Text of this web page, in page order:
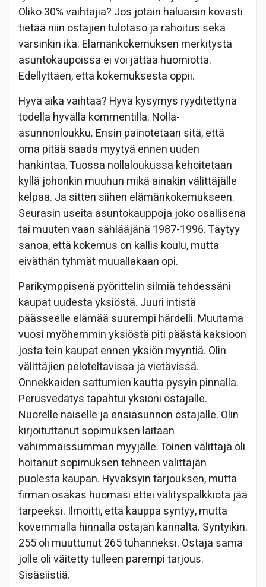
Oliko 30% vaihtajia? Jos jotain haluaisin kovasti
tietää niin ostajien tulotaso ja rahoitus sekä
varsinkin ikä. Elämänkokemuksen merkitystä
asuntokaupoissa ei voi jättää huomiotta.
Edellyttäen, että kokemuksesta oppii.
Hyvä aika vaihtaa? Hyvä kysymys ryyditettynä
todella hyvällä kommentilla. Nolla-
asunnonloukku. Ensin painotetaan sitä, että
oma pitää saada myytyä ennen uuden
hankintaa. Tuossa nollaloukussa kehoitetaan
kyllä johonkin muuhun mikä ainakin välittäjälle
kelpaa. Ja sitten siihen elämänkokemukseen.
Seurasin useita asuntokauppoja joko osallisena
tai muuten vaan sählääjänä 1987-1996. Täytyy
sanoa, että kokemus on kallis koulu, mutta
eiväthän tyhmät muuallakaan opi.
Parikymppisenä pyörittelin silmiä tehdessäni
kaupat uudesta yksiöstä. Juuri intistä
päässeelle elämää suurempi härdelli. Muutama
vuosi myöhemmin yksiöstä piti päästä kaksioon
josta tein kaupat ennen yksiön myyntiä. Olin
välittäjien peloteltavissa ja vietävissä.
Onnekkaiden sattumien kautta pysyin pinnalla.
Perusvedätys tapahtui yksiöni ostajalle.
Nuorelle naiselle ja ensiasunnon ostajalle. Olin
kirjoituttanut sopimuksen laitaan
vähimmäissumman myyjälle. Toinen välittäjä oli
hoitanut sopimuksen tehneen välittäjän
puolesta kaupan. Hyväksyin tarjouksen, mutta
firman osakas huomasi ettei välityspalkkiota jää
tarpeeksi. Ilmoitti, että kauppa syntyy, mutta
kovemmalla hinnalla ostajan kannalta. Syntyikin.
255 oli muuttunut 265 tuhanneksi. Ostaja sama
jolle oli väitetty tulleen parempi tarjous.
Sisäsiistiä.